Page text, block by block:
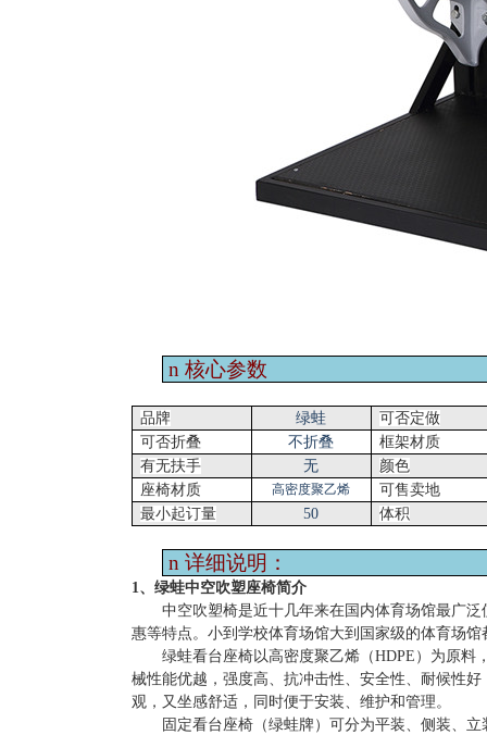
n 核心参数
品牌 绿蛙
可否定做
可否折叠
不折叠
框架材质
有无扶手
无
颜色
座椅材质
高密度聚乙烯
可售卖地
最小起订量
50 体积
n 详细说明：
1、绿蛙中空吹塑座椅简介
中空吹塑椅是近十几年来在国内体育场馆最广
惠等特点。小到学校体育场馆大到国家级的体育场
绿蛙看台座椅以高密度聚乙烯（HDPE）为原料
械性能优越，强度高、抗冲击性、安全性、耐候性
观，又坐感舒适，同时便于安装、维护和管理。
固定看台座椅（绿蛙牌）可分为平装、侧装、